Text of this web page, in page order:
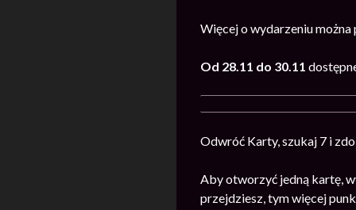
Więcej o wydarzeniu
Od 28.11 do 30.11
Odwróć Karty, szukaj 7 i
Aby otworzyć jedną kartę,
przejdziesz, tym więcej